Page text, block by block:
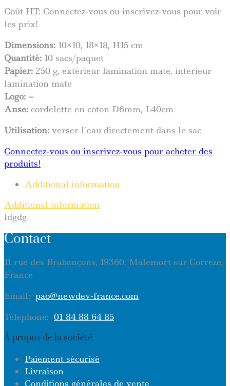
Coût HT: Connectez-vous ou inscrivez-vous pour voir
les prix!
Dimensions: 10×10, 18×18, H15 cm
Quantité: 10 sacs/paquet
Papier: 250 g, extérieur lamination mate, intérieur
lamination mate
Logo: –
Anse: cordelette en coton D6mm, L40cm
Utilisation: verser l’eau directement dans le sac
Connectez-vous ou inscrivez-vous pour acheter des
produits!
Additional information
Additional information
fdgdg
Contact
11 rue des Brabançons, 19360, Malemort sur Correze,
France
Email: pao@newdev-france.com
Télephone: 01 84 88 64 85
À propos de la société
Paiement sécurisé
Livraison
Conditions générales de vente